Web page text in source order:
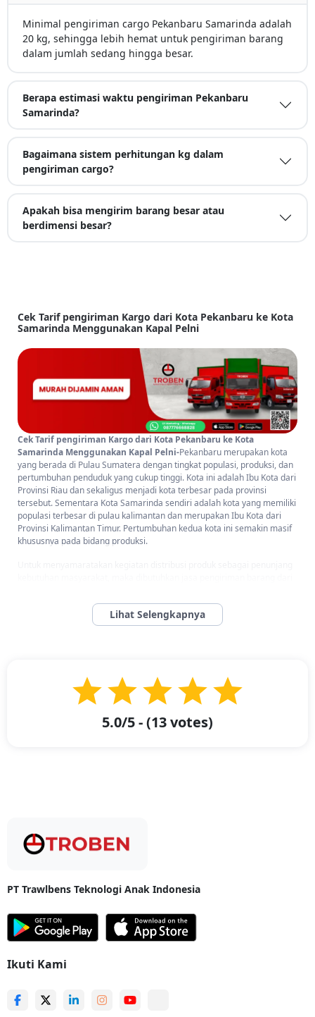
Minimal pengiriman cargo Pekanbaru Samarinda adalah
20 kg, sehingga lebih hemat untuk pengiriman barang
dalam jumlah sedang hingga besar.
Berapa estimasi waktu pengiriman Pekanbaru
Samarinda?
Bagaimana sistem perhitungan kg dalam
pengiriman cargo?
Apakah bisa mengirim barang besar atau
berdimensi besar?
Cek Tarif pengiriman Kargo dari Kota Pekanbaru ke Kota
Samarinda Menggunakan Kapal Pelni
Cek Tarif pengiriman Kargo dari Kota Pekanbaru ke Kota
Samarinda Menggunakan Kapal Pelni-Pekanbaru merupakan kota
yang berada di Pulau Sumatera dengan tingkat populasi, produksi, dan
pertumbuhan penduduk yang cukup tinggi. Kota ini adalah Ibu Kota dari
Provinsi Riau dan sekaligus menjadi kota terbesar pada provinsi
tersebut. Sementara Kota Samarinda sendiri adalah kota yang memiliki
populasi terbesar di pulau kalimantan dan merupakan Ibu Kota dari
Provinsi Kalimantan Timur. Pertumbuhan kedua kota ini semakin masif
khususnya pada bidang produksi.
barang dari Kota Pekanbaru ke Kota Samarinda dan begitu juga
sebaliknya. Kedua kota yang memiliki lokasi beda pulau ini
membutuhkan layanan pengiriman jalur laut. Diketahui, pengiriman
transportasi pengiriman barang lainnya.
Troben hadir sebagai perusahaan yang menyediakan layanan jasa
pengiriman ekspedisi kargo dan logistik dengan ongkos kirim
terjangkau dan berbasis daring pertama di Indonesia. Troben hadir
14.000/kg dengan berat minimal 10 kilogram.
Pengiriman Paket Murah Wrapper
perkembangan teknologi. Salah satu hal yang sangat kita rasakan
adalah kemudahan dalam membeli barang-barang. Entah barang
ataupun kesehatan. Sadar akan hal ini, para penjual membutuhkan
sebuah produk yang dapat melindungi barangnya selama perjalanan.
adalahwrapper
5.0/5 - (13votes)
PT Trawlbens Teknologi Anak Indonesia
Ikuti Kami